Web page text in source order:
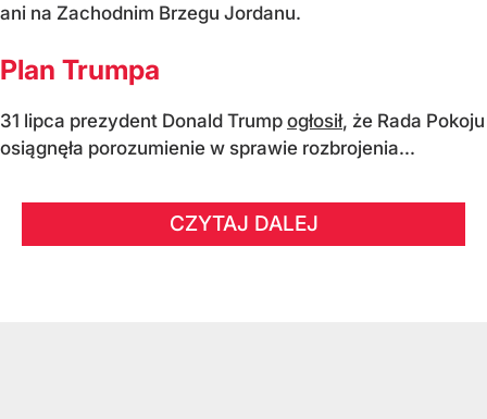
ani na Zachodnim Brzegu Jordanu.
Plan Trumpa
31 lipca prezydent Donald Trump ogłosił, że Rada Pokoju
osiągnęła porozumienie w sprawie rozbrojenia...
CZYTAJ DALEJ